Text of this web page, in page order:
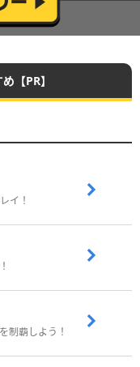
【PR】
イ！
制覇しよう！